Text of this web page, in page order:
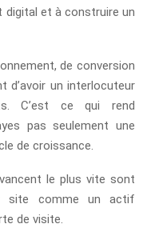
digital et à construire un
de conversion
d’avoir un interlocuteur
C’est ce qui rend
pas seulement une
de croissance.
le plus vite sont
site comme un actif
de visite.